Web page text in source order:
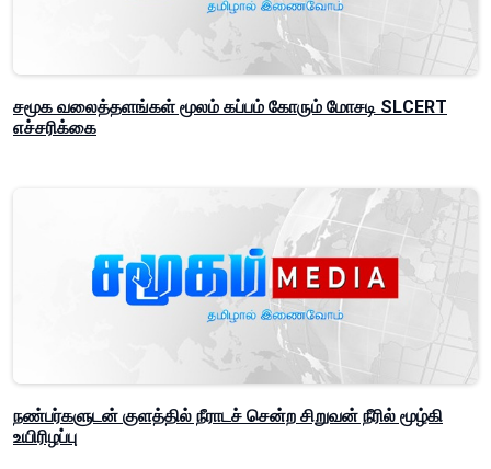
சமூக வலைத்தளங்கள் மூலம் கப்பம் கோரும் மோசடி SLCERT
எச்சரிக்கை
நண்பர்களுடன் குளத்தில் நீராடச் சென்ற சிறுவன் நீரில் மூழ்கி
உயிரிழப்பு